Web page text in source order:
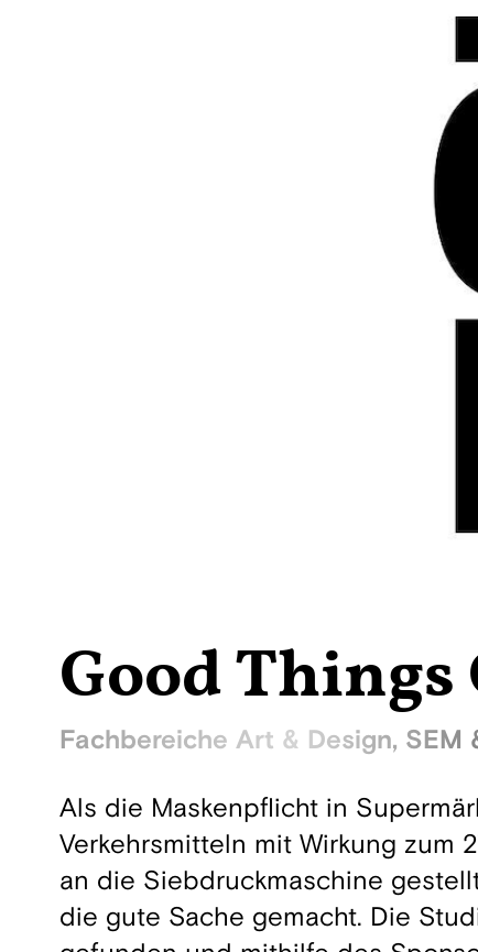
Good Things
Fachbereiche Art & Design, SEM
Als die Maskenpflicht in
Verkehrsmitteln mit Wirkung zum
an die Siebdruckmaschine
die gute Sache gemacht. Die